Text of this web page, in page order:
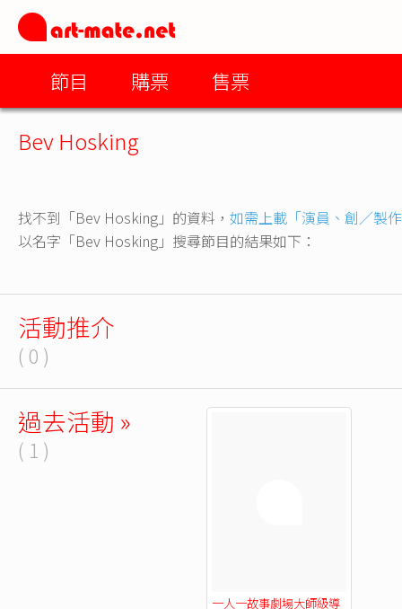
節目 購票 售票
Bev Hosking
找不到「Bev Hosking」的資料， 如需上載「演員、創／製
以名字「Bev Hosking」搜尋節目的結果如下：
活動推介
( 0 )
過去活動 »
( 1 )
一人一故事劇場大師級導